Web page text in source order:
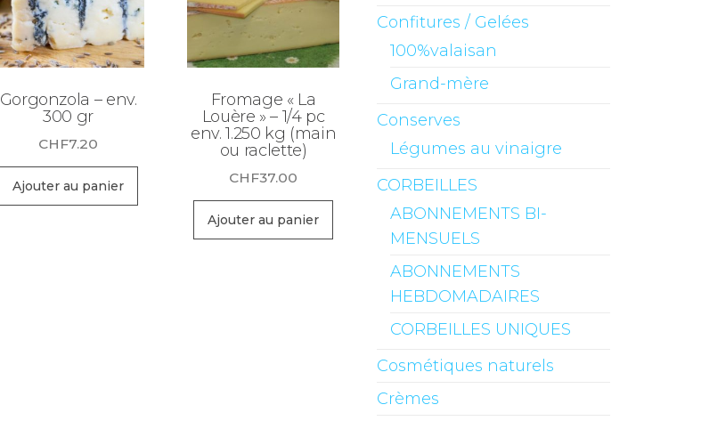
Gorgonzola – env.
300 gr
CHF7.20
Ajouter au panier
Fromage « La
Louère » – 1/4 pc
env. 1.250 kg (main
ou raclette)
CHF37.00
Ajouter au panier
Confitures / Gelées
100%valaisan
Grand-mère
Conserves
Légumes au vinaigre
CORBEILLES
ABONNEMENTS BI-
MENSUELS
ABONNEMENTS
HEBDOMADAIRES
CORBEILLES UNIQUES
Cosmétiques naturels
Crèmes